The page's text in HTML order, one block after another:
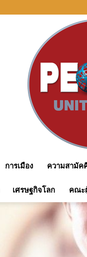
การเมือง ความสามัค
เศรษฐกิจโลก คณะ
ผลการเจรจา MOU44 เพื่อใช้ปร